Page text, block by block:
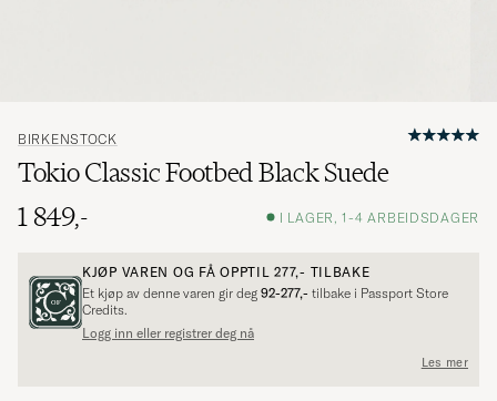
BIRKENSTOCK
Tokio Classic Footbed Black Suede
1 849,-
I LAGER, 1-4 ARBEIDSDAGER
KJØP VAREN OG FÅ OPPTIL277,- TILBAKE
Et kjøp av denne varen gir deg 92-277,- tilbake i Passport Store
Credits.
Logg inn eller registrer deg nå
Les mer